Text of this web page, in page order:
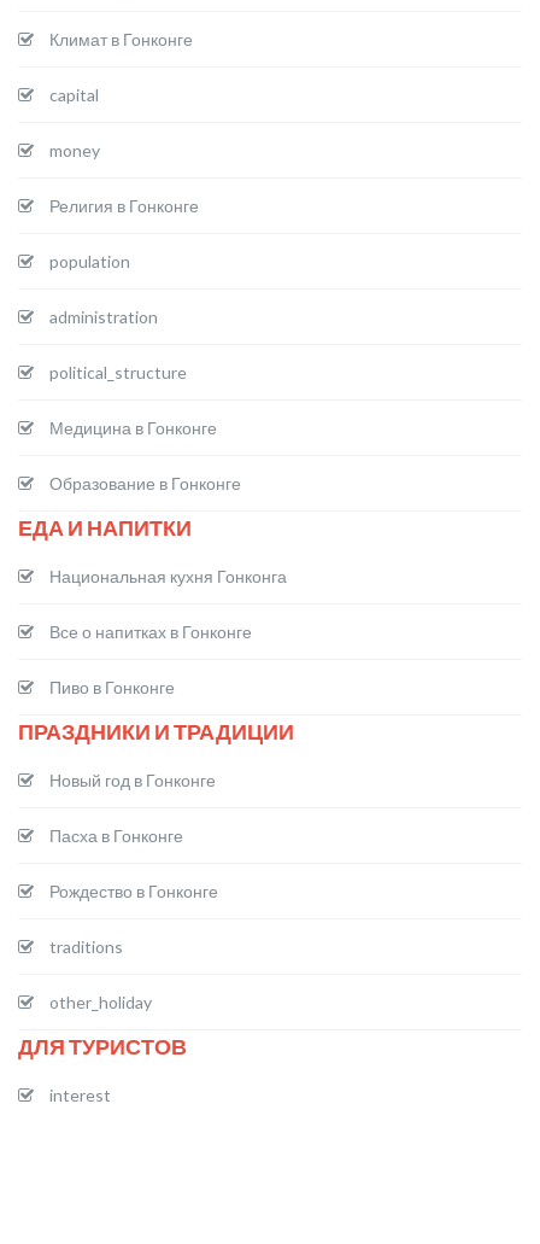
Климат в Гонконге
capital
money
Религия в Гонконге
population
administration
political_structure
Медицина в Гонконге
Образование в Гонконге
ЕДА И НАПИТКИ
Национальная кухня Гонконга
Все о напитках в Гонконге
Пиво в Гонконге
ПРАЗДНИКИ И ТРАДИЦИИ
Новый год в Гонконге
Пасха в Гонконге
Рождество в Гонконге
traditions
other_holiday
ДЛЯ ТУРИСТОВ
interest